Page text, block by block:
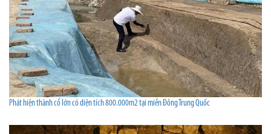
Phát hiện thành cổ lớn có diện tích 800.000m2 tại miền Đông Trung Quốc